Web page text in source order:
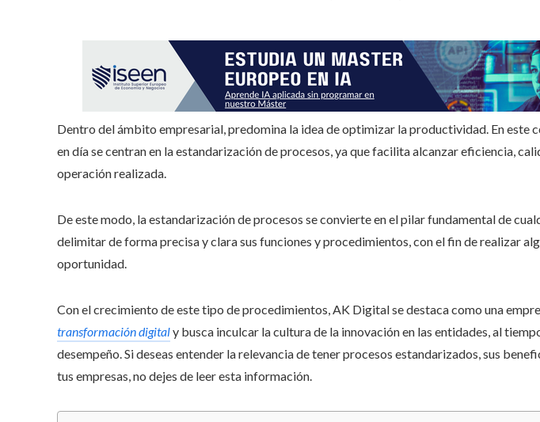
Dentro del ámbito empresarial, predomina la idea de optimizar la productividad. En este
en día se centran en la estandarización de procesos, ya que facilita alcanzar eficiencia,
operación realizada.
De este modo, la estandarización de procesos se convierte en el pilar fundamental de
delimitar de forma precisa y clara sus funciones y procedimientos, con el fin de realizar
oportunidad.
Con el crecimiento de este tipo de procedimientos, AK Digital se destaca como una
transformación digitaly busca inculcar la cultura de la innovación en las entidades, al
desempeño. Si deseas entender la relevancia de tener procesos estandarizados, sus
tus empresas, no dejes de leer esta información.